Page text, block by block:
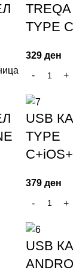
TYPE
329 ден
USB
ТYPE
379 ден
USB